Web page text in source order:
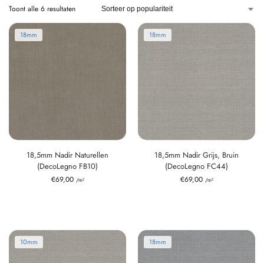
Toont alle 6 resultaten
18mm
18,5mm Nadir Naturellen
(DecoLegno FB10)
€69,00 /m²
18mm
18,5mm Nadir Grijs, Bruin
(DecoLegno FC44)
€69,00 /m²
10mm 18mm